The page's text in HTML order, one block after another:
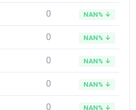
0 NAN% ↓
0 NAN% ↓
0 NAN% ↓
0 NAN% ↓
0 NAN% ↓